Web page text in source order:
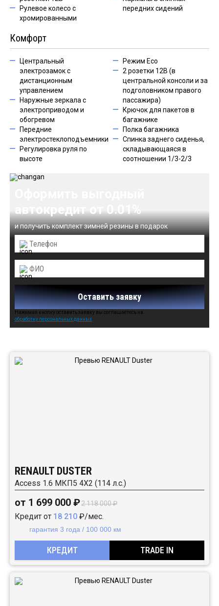
Рулевое колесо с
хромированными
передних сидений
Комфорт
Центральный
электрозамок с
дистанционным
управлением
Наружные зеркала с
электроприводом и
обогревом
Передние
электростеклоподъемники
Регулировка руля по
высоте
Режим Eco
2 розетки 12В (в
центральной консоли и за
подголовником правого
пассажира)
Крючок для пакетов в
багажнике
Полка багажника
Спинка заднего сиденья,
складывающаяся в
соотношении 1/3-2/3
автокредит от 0.01%
и получить комплект зимней резины в подарок
Оставить заявку
Нажимая кнопку оставить заявку вы соглашаетесь на
обработку персональных данных
RENAULT DUSTER
Access 1.6 МКП5 4Х2 (114 л.с.)
от 1 699 000 ₽2 118 000 ₽
Кредит от 18 210 ₽/мес.
гарантия 3 года / 100 000 км
КРЕДИТ TRADE IN